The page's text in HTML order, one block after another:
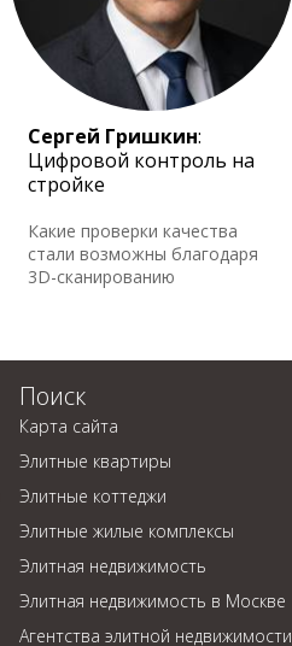
Сергей Гришкин:
Цифровой контроль на
стройке
Какие проверки качества
стали возможны благодаря
3D-сканированию
Поиск
Карта сайта
Элитные квартиры
Элитные коттеджи
Элитные жилые комплексы
Элитная недвижимость
Элитная недвижимость в Москве
Агентства элитной недвижимости